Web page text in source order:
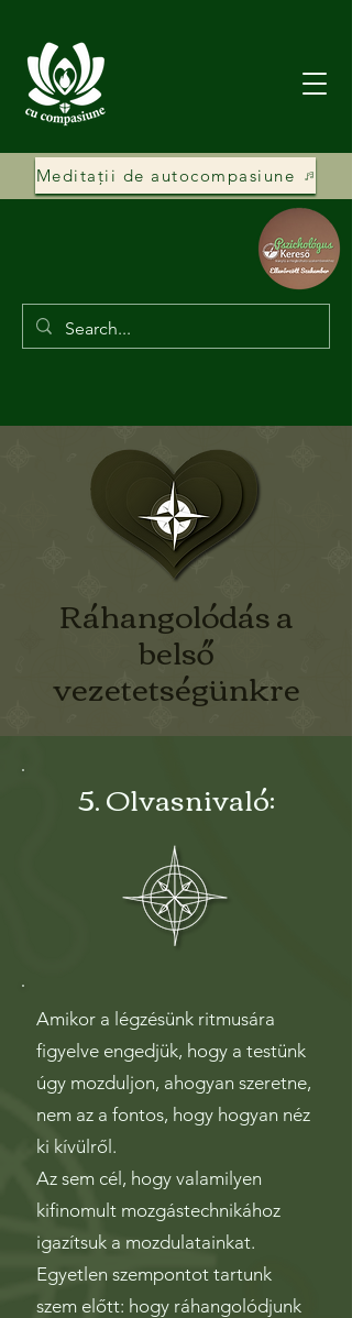
Meditații de autocompasiune
Ráhangolódás a
belső
vezetetségünkre
5. Olvasnivaló:
Amikor a légzésünk ritmusára
figyelve engedjük, hogy a testünk
úgy mozduljon, ahogyan szeretne,
nem az a fontos, hogy hogyan néz
ki kívülről.
Az sem cél, hogy valamilyen
kifinomult mozgástechnikához
igazítsuk a mozdulatainkat.
Egyetlen szempontot tartunk
szem előtt: hogy ráhangolódjunk